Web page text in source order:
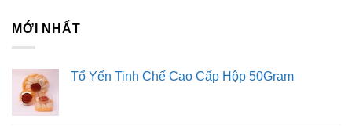
MỚI NHẤT
Tổ Yến Tinh Chế Cao Cấp Hộp 50Gram